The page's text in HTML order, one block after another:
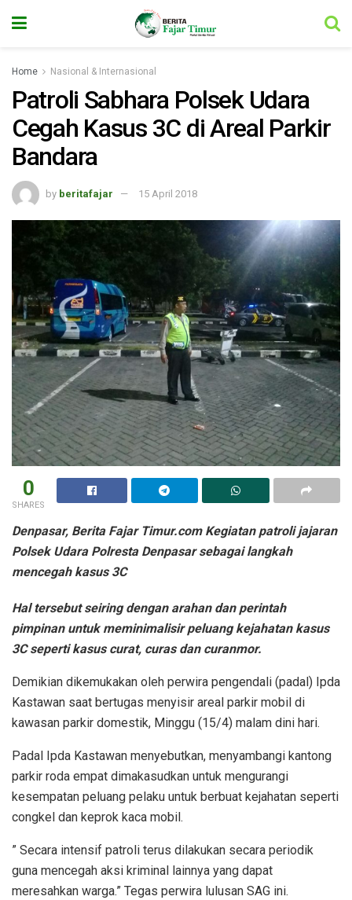
Home Nasional & Internasional
Patroli Sabhara Polsek Udara
Cegah Kasus 3C di Areal Parkir
Bandara
by beritafajar 15 April 2018
0
SHARES
Denpasar, Berita Fajar Timur.com Kegiatan patroli jajaran
Polsek Udara Polresta Denpasar sebagai langkah
mencegah kasus 3C
Hal tersebut seiring dengan arahan dan perintah
pimpinan untuk meminimalisir peluang kejahatan kasus
3C seperti kasus curat, curas dan curanmor.
Demikian dikemukakan oleh perwira pengendali (padal) Ipda
Kastawan saat bertugas menyisir areal parkir mobil di
kawasan parkir domestik, Minggu (15/4) malam dini hari.
Padal Ipda Kastawan menyebutkan, menyambangi kantong
parkir roda empat dimakasudkan untuk mengurangi
kesempatan peluang pelaku untuk berbuat kejahatan seperti
congkel dan keprok kaca mobil.
” Secara intensif patroli terus dilakukan secara periodik
guna mencegah aksi kriminal lainnya yang dapat
meresahkan warga.” Tegas perwira lulusan SAG ini.